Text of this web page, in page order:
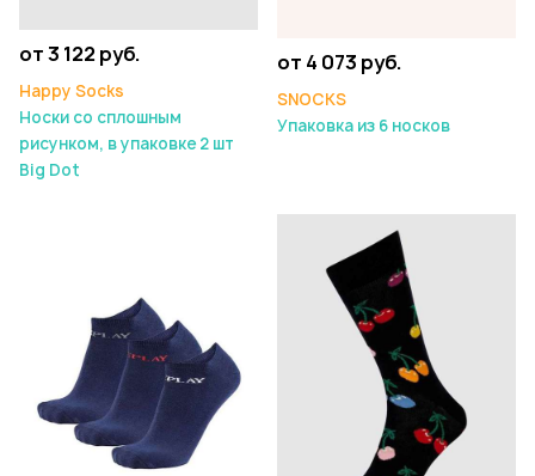
от 3 122 руб.
Happy Socks
Носки со сплошным
рисунком, в упаковке 2 шт
Big Dot
от 4 073 руб.
SNOCKS
Упаковка из 6 носков